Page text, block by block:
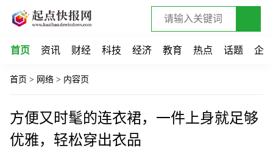
首页 资讯 财经 科技 经济 教育 热点 话题 企业
首页 > 网络 > 内容页
方便又时髦的连衣裙，一件上身就足够
优雅，轻松穿出衣品